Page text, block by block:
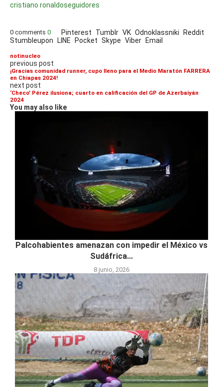
cristiano ronaldoseguidores
0 comments 0 Pinterest Tumblr VK Odnoklassniki Reddit
Stumbleupon LINE Pocket Skype Viber Email
notinucleo
previous post
¡Gracias comunidad runner, cupo lleno para el Medio Maratón FARRERA
en Chiapas 2024!
next post
‘Checo’ Pérez ilusiona; cuarto en calificación del GP de Azerbaiyán
2024
You may also like
Palcohabientes amenazan con impedir el México vs
Sudáfrica...
8 junio, 2026